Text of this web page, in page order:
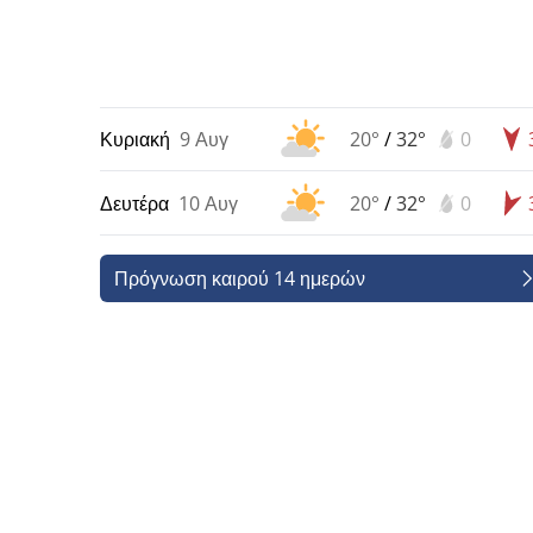
Κυριακή 9 Αυγ 20° /32° 0
Δευτέρα 10 Αυγ 20° /32° 0
Πρόγνωση καιρού 14 ημερών